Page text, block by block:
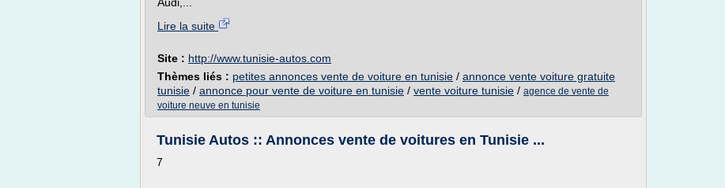
Lire la suite
Site : http://www.tunisie-autos.com
Thèmes liés : petites annonces vente de voiture en tunisie / annonce vente voiture gratuite
tunisie / annonce pour vente de voiture en tunisie / vente voiture tunisie / agence de vente de
voiture neuve en tunisie
Tunisie Autos :: Annonces vente de voitures en Tunisie ...
7